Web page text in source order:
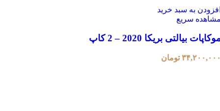
به سبد خرید
سریع
بیالتی بریکا 2020 – 2 کاپ
تومان